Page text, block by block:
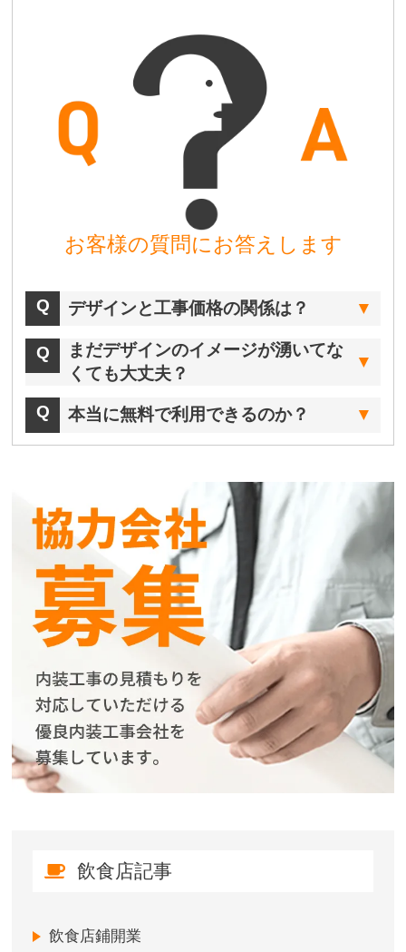
お客様の質問にお答えします
デザインと工事価格の関係は？
まだデザインのイメージが湧いてな
くても大丈夫？
本当に無料で利用できるのか？
飲食店記事
飲食店鋪開業